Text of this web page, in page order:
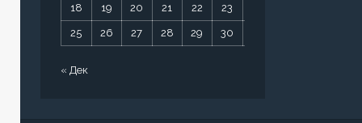
18 19 20 21 22 23
25 26 27 28 29 30
« Дек